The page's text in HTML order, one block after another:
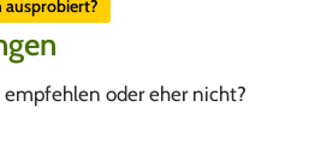
ausprobiert?
oder eher nicht?